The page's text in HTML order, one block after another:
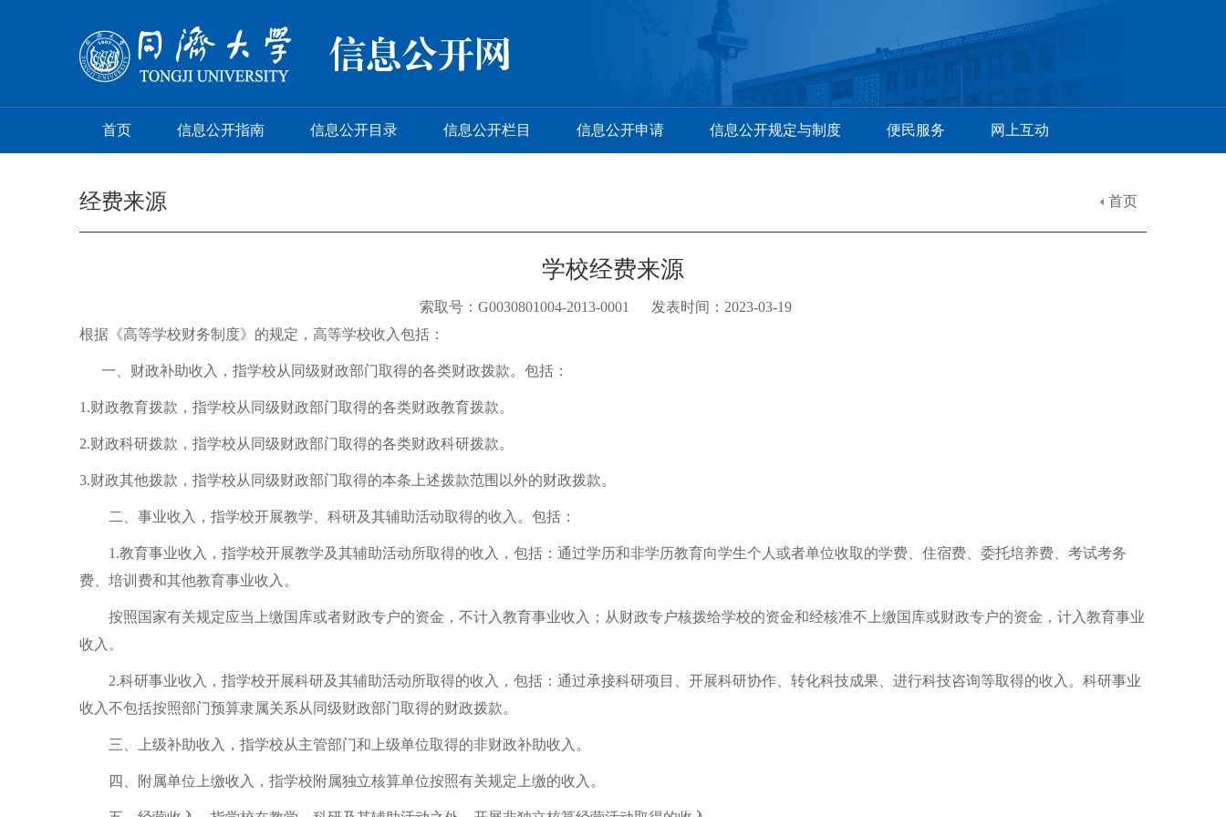
首页 信息公开指南 信息公开目录 信息公开栏目 信息公开申请 信息公开规定与制度 便民服务 网上互动
经费来源 首页
学校经费来源
索取号：G0030801004-2013-0001 发表时间：2023-03-19
根据《高等学校财务制度》的规定，高等学校收入包括：
一、财政补助收入，指学校从同级财政部门取得的各类财政拨款。包括：
1.财政教育拨款，指学校从同级财政部门取得的各类财政教育拨款。
2.财政科研拨款，指学校从同级财政部门取得的各类财政科研拨款。
3.财政其他拨款，指学校从同级财政部门取得的本条上述拨款范围以外的财政拨款。
二、事业收入，指学校开展教学、科研及其辅助活动取得的收入。包括：
1.教育事业收入，指学校开展教学及其辅助活动所取得的收入，包括：通过学历和非学历教育向学生个人或者单位收取的学费、住宿费、委托培养费、考试考务
费、培训费和其他教育事业收入。
按照国家有关规定应当上缴国库或者财政专户的资金，不计入教育事业收入；从财政专户核拨给学校的资金和经核准不上缴国库或财政专户的资金，计入教育事业
收入。
2.科研事业收入，指学校开展科研及其辅助活动所取得的收入，包括：通过承接科研项目、开展科研协作、转化科技成果、进行科技咨询等取得的收入。科研事业
收入不包括按照部门预算隶属关系从同级财政部门取得的财政拨款。
三、上级补助收入，指学校从主管部门和上级单位取得的非财政补助收入。
四、附属单位上缴收入，指学校附属独立核算单位按照有关规定上缴的收入。